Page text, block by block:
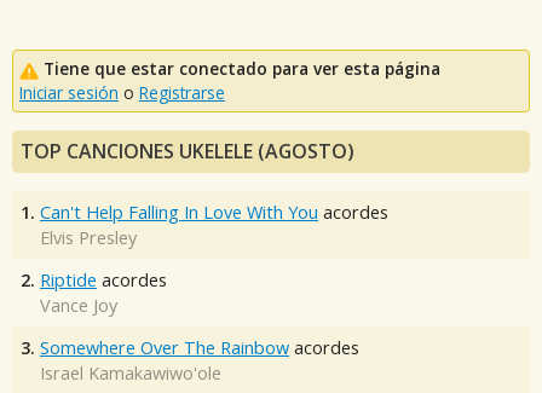
Tiene que estar conectado para ver esta página
Iniciar sesión o Registrarse
TOP CANCIONES UKELELE (AGOSTO)
1. Can't Help Falling In Love With You acordes
Elvis Presley
2. Riptide acordes
Vance Joy
3. Somewhere Over The Rainbow acordes
Israel Kamakawiwo'ole